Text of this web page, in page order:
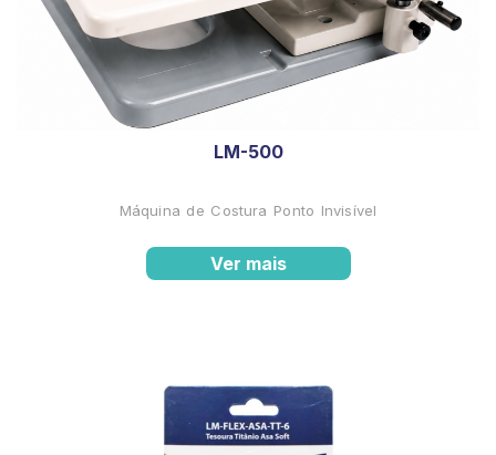
LM-500
Máquina de Costura Ponto Invisível
Ver mais